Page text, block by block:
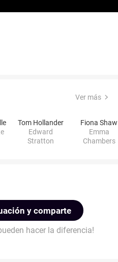
Ver más
Tom Hollander
Edward
Stratton
Fiona Shaw
Emma
Chambers
y comparte
hacer la diferencia!